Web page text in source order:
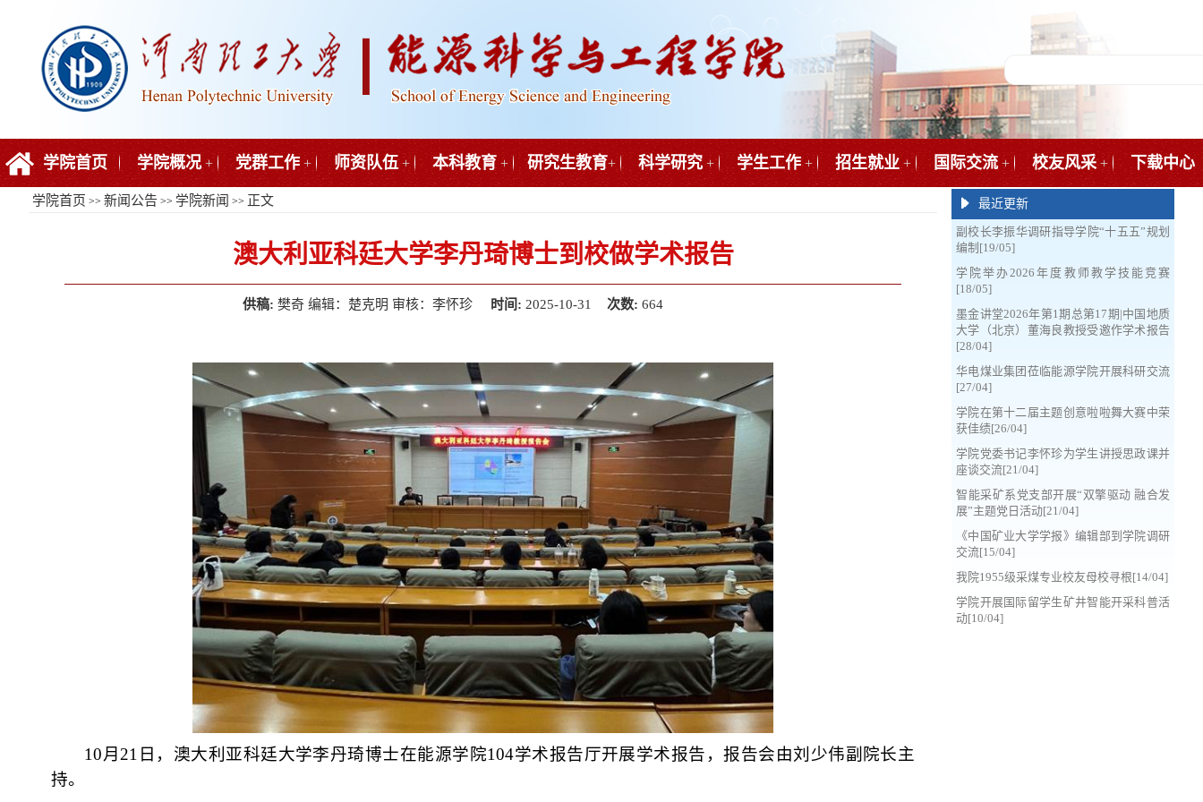
学院首页 学院概况 + 党群工作 + 师资队伍 + 本科教育 + 研究生教育+ 科学研究 + 学生工作 + 招生就业 + 国际交流 + 校友风采 + 下载中心
学院首页 >> 新闻公告 >> 学院新闻 >> 正文
澳大利亚科廷大学李丹琦博士到校做学术报告
供稿: 樊奇 编辑：楚克明 审核：李怀珍 时间: 2025-10-31 次数: 664
10月 21 日，澳大利亚科廷大学李丹琦博士在能源学院104学术报告厅开展学术报告，报告会由刘少伟副院长主
持。
最近更新
副校长李振华调研指导学院“十五五”规划
编制[19/05]
学院举办2026年度教师教学技能竞赛
[18/05]
墨金讲堂2026年第1期总第17期|中国地质
大学（北京）董海良教授受邀作学术报告
[28/04]
华电煤业集团莅临能源学院开展科研交流
[27/04]
学院在第十二届主题创意啦啦舞大赛中荣
获佳绩[26/04]
学院党委书记李怀珍为学生讲授思政课并
座谈交流[21/04]
智能采矿系党支部开展“双擎驱动 融合发
展”主题党日活动[21/04]
《中国矿业大学学报》编辑部到学院调研
交流[15/04]
我院1955级采煤专业校友母校寻根[14/04]
学院开展国际留学生矿井智能开采科普活
动[10/04]